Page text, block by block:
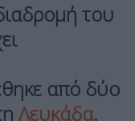
του
από δύο
Λευκάδα.